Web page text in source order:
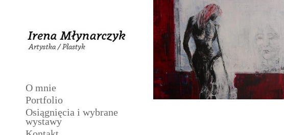
O mnie
Portfolio
Osiągnięcia i wybrane
wystawy